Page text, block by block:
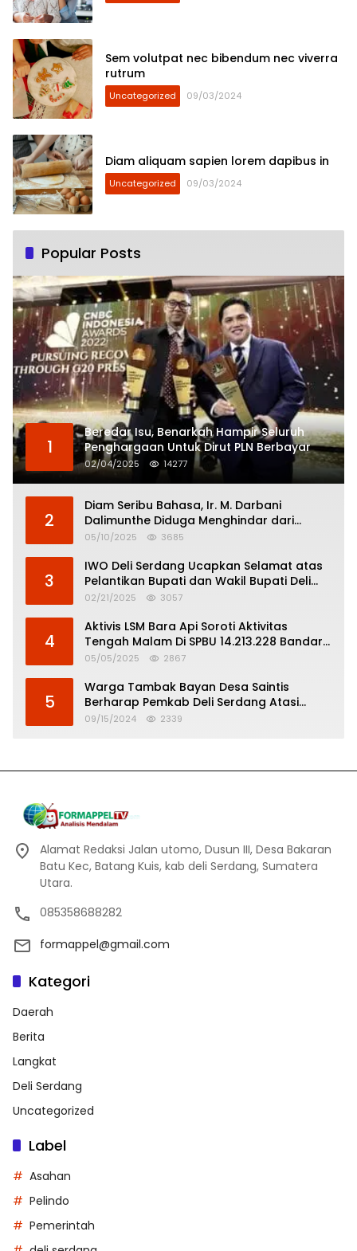
Sem volutpat nec bibendum nec viverra
rutrum
Uncategorized 09/03/2024
Diam aliquam sapien lorem dapibus in
Uncategorized 09/03/2024
Popular Posts
1
Beredar Isu, Benarkah Hampir Seluruh
Penghargaan Untuk Dirut PLN Berbayar
02/04/2025 14277
2
Diam Seribu Bahasa, Ir. M. Darbani
Dalimunthe Diduga Menghindar dari
Pertanggungjawaban Politik
05/10/2025 3685
3
IWO Deli Serdang Ucapkan Selamat atas
Pelantikan Bupati dan Wakil Bupati Deli
Serdang
02/21/2025 3057
4
Aktivis LSM Bara Api Soroti Aktivitas
Tengah Malam Di SPBU 14.213.228 Bandar
Tinggi
05/05/2025 2867
5
Warga Tambak Bayan Desa Saintis
Berharap Pemkab Deli Serdang Atasi
Banjir
09/15/2024 2339
Alamat Redaksi Jalan utomo, Dusun III, Desa Bakaran
Batu Kec, Batang Kuis, kab deli Serdang, Sumatera
Utara.
085358688282
formappel@gmail.com
Kategori
Daerah
Berita
Langkat
Deli Serdang
Uncategorized
Label
Asahan
Pelindo
Pemerintah